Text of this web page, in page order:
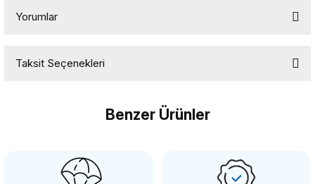
Yorumlar
Yorum Yaz
Taksit Seçenekleri
Benzer Ürünler
Comica CVM-WM200C Tekli Yaka Mikrofonu